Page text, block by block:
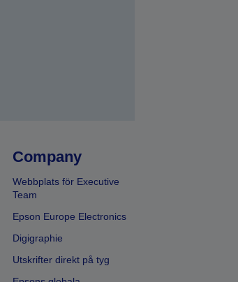
Company
Webbplats för Executive
Team
Epson Europe Electronics
Digigraphie
Utskrifter direkt på tyg